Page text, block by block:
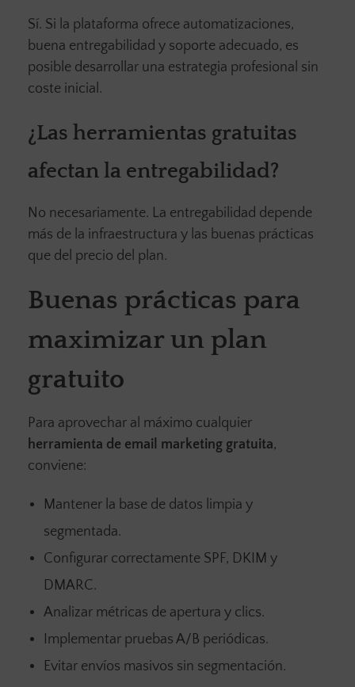
Sí. Si la plataforma ofrece automatizaciones,
buena entregabilidad y soporte adecuado, es
posible desarrollar una estrategia profesional sin
coste inicial.
¿Las herramientas gratuitas
afectan la entregabilidad?
No necesariamente. La entregabilidad depende
más de la infraestructura y las buenas prácticas
que del precio del plan.
Buenas prácticas para
maximizar un plan
gratuito
Para aprovechar al máximo cualquier
herramienta de email marketing gratuita,
conviene:
Mantener la base de datos limpia y
segmentada.
Configurar correctamente SPF, DKIM y
DMARC.
Analizar métricas de apertura y clics.
Implementar pruebas A/B periódicas.
Evitar envíos masivos sin segmentación.